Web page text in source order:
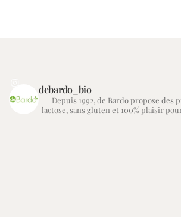
debardo_bio
Depuis 1992, de Bardo propose des
lactose, sans gluten et 100% plaisir